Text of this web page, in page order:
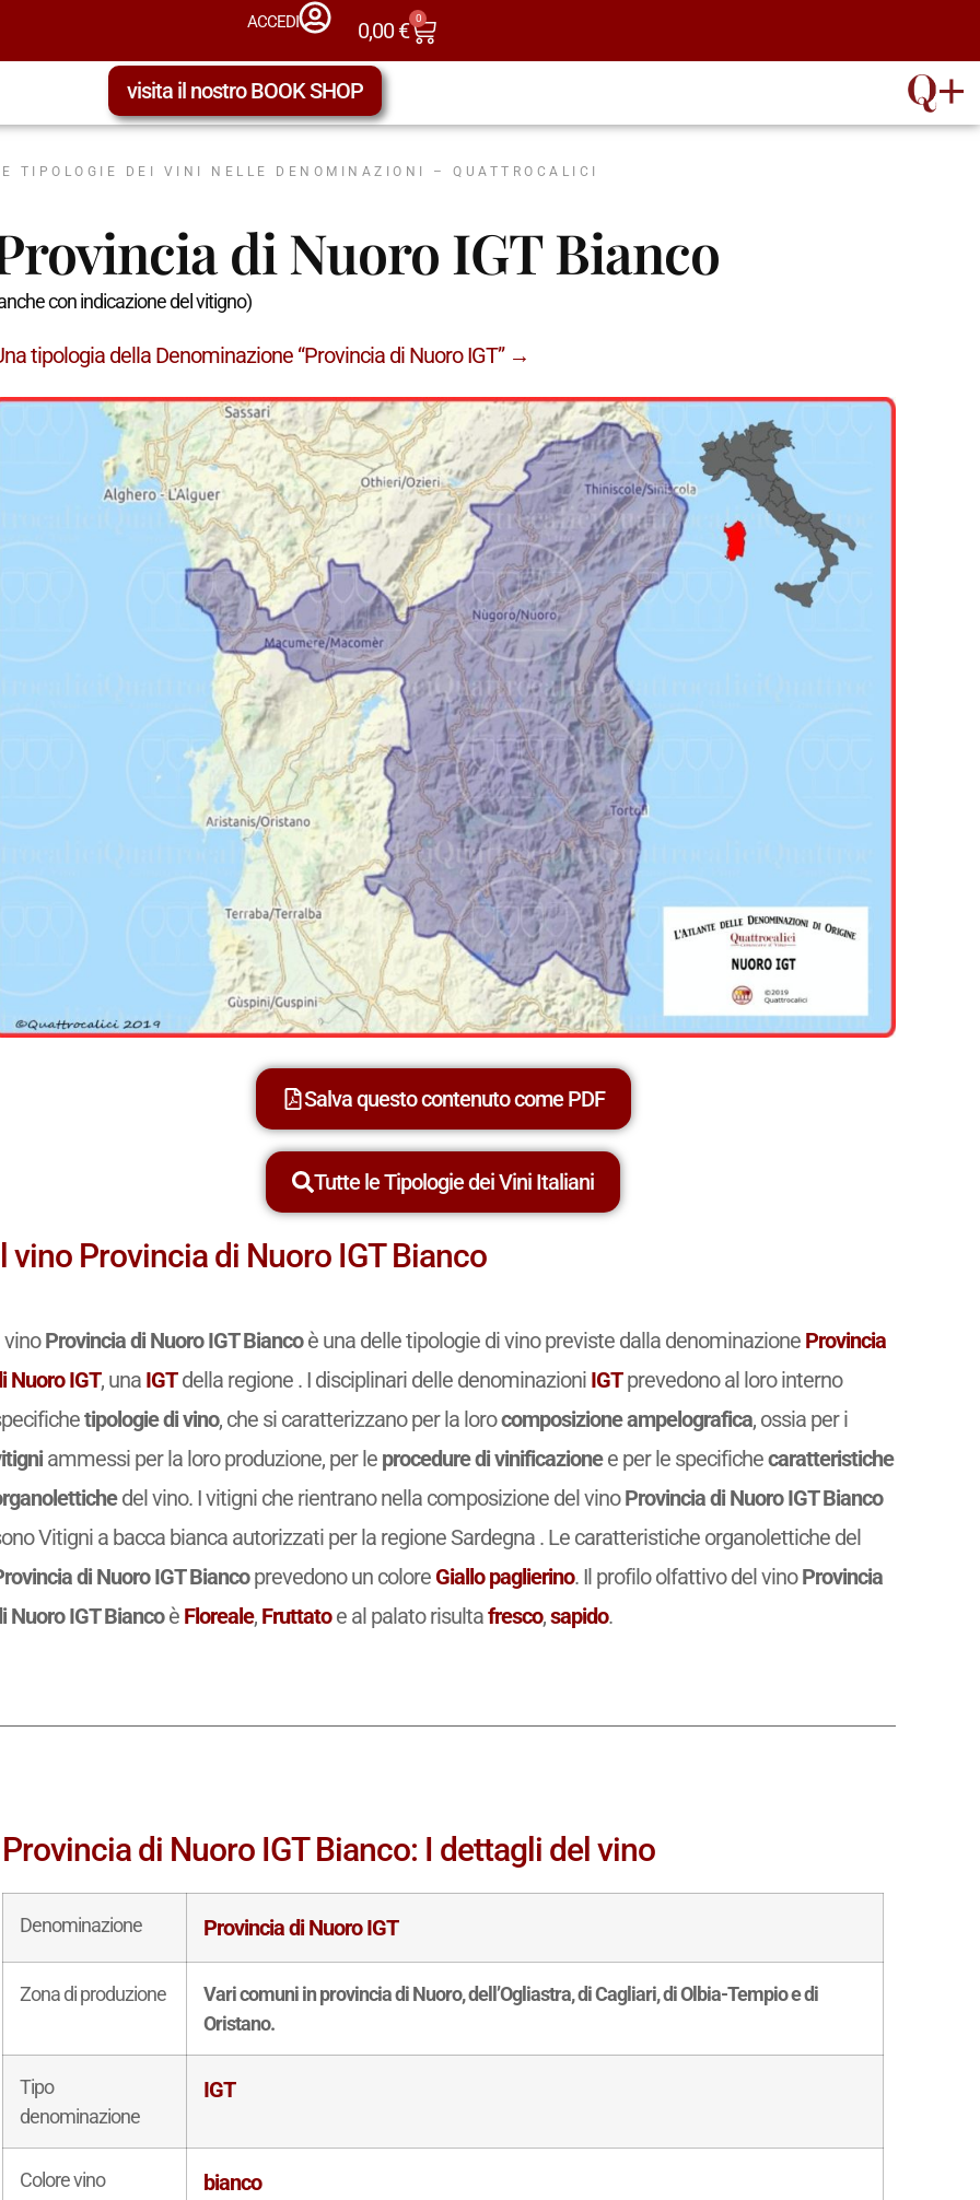
ACCEDI 0,00€ 0
visita il nostro BOOK SHOP
TIPOLOGIE DEI VINI NELLE DENOMINAZIONI – QUATTROCALICI
di Nuoro IGT Bianco
con indicazione del vitigno)
tipologia della Denominazione “Provincia di Nuoro IGT” →
Salva questo contenuto come PDF
Tutte le Tipologie dei Vini Italiani
vino Provincia di Nuoro IGT Bianco
vinoProvincia di Nuoro IGT Biancoè una delle tipologie di vino previste dalla denominazione Provincia
Nuoro IGT, una IGTdella regione . I disciplinari delle denominazioni IGTprevedono al loro interno
tipologie di vino, che si caratterizzano per la lorocomposizione ampelografica, ossia per i
ammessi per la loro produzione, per le procedure di vinificazionee per le specifichecaratteristiche
del vino. I vitigni che rientrano nella composizione del vinoProvincia di Nuoro IGT Bianco
Vitigni a bacca bianca autorizzati per la regione Sardegna . Le caratteristiche organolettiche del
di Nuoro IGT Biancoprevedono un colore Giallo paglierino. Il profilo olfattivo del vinoProvincia
Nuoro IGT Biancoè Floreale, Fruttatoe al palato risultafresco,sapido.
Provincia di Nuoro IGT Bianco: I dettagli del vino
Denominazione Provincia di Nuoro IGT
Zona di produzione
Vari comuni in provincia di Nuoro, dell’Ogliastra, di Cagliari, di Olbia-Tempio e di
Oristano.
Tipo
denominazione
IGT
Colore vino bianco